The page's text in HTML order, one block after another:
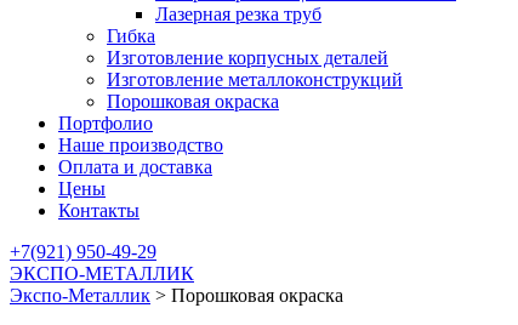
Лазерная резка труб
Гибка
Изготовление корпусных деталей
Изготовление металлоконструкций
Порошковая окраска
Портфолио
Наше производство
Оплата и доставка
Цены
Контакты
+7(921) 950-49-29
ЭКСПО-МЕТАЛЛИК
Экспо-Металлик > Порошковая окраска